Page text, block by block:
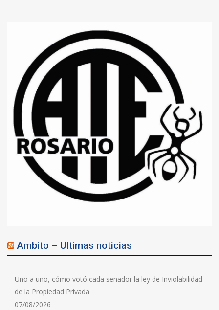
Ambito – Ultimas noticias
Uno a uno, cómo votó cada senador la ley de Inviolabilidad
de la Propiedad Privada
07/08/2026